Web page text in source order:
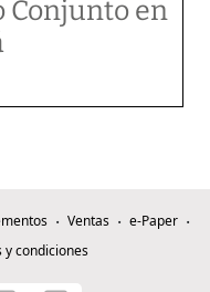
Conjunto en
Ventas
e-Paper
y condiciones